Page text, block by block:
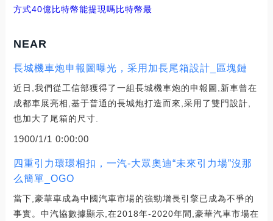
方式40億比特幣能提現嗎比特幣最
NEAR
長城機車炮申報圖曝光，采用加長尾箱設計_區塊鏈
近日,我們從工信部獲得了一組長城機車炮的申報圖,新車曾在
成都車展亮相,基于普通的長城炮打造而來,采用了雙門設計,
也加大了尾箱的尺寸.
1900/1/1 0:00:00
四重引力環環相扣，一汽-大眾奧迪“未來引力場”沒那
么簡單_OGO
當下,豪華車成為中國汽車市場的強勁增長引擎已成為不爭的
事實。中汽協數據顯示,在2018年-2020年間,豪華汽車市場在